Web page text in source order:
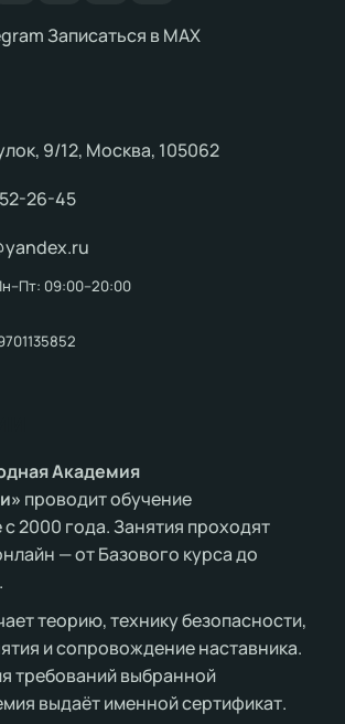
Записаться в MAX
9/12, Москва, 105062
26-45
09:00–20:00
Академия
проводит обучение
2000 года. Занятия проходят
— от Базового курса до
теорию, технику безопасности,
и сопровождение наставника.
требований выбранной
выдаёт именной сертификат.